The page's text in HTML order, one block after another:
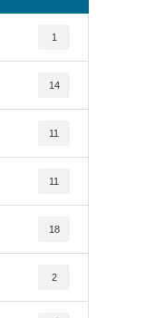
1
14
11
11
18
2